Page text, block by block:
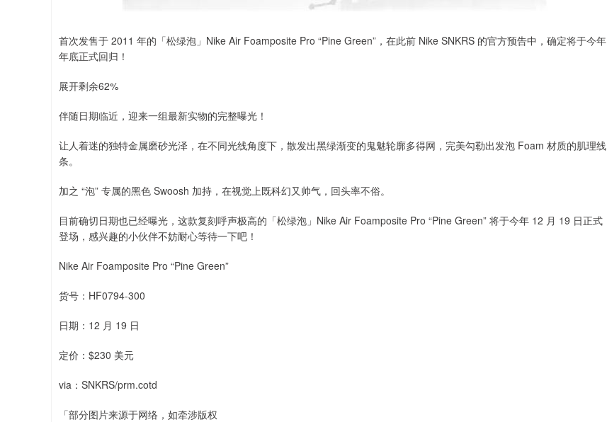
首次发售于 2011 年的「松绿泡」Nike Air Foamposite Pro “Pine Green”，在此前 Nike SNKRS 的官方预告中，确定将于今年
年底正式回归！
展开剩余62%
伴随日期临近，迎来一组最新实物的完整曝光！
让人着迷的独特金属磨砂光泽，在不同光线角度下，散发出黑绿渐变的鬼魅轮廓多得网，完美勾勒出发泡 Foam 材质的肌理线
条。
加之 “泡” 专属的黑色 Swoosh 加持，在视觉上既科幻又帅气，回头率不俗。
目前确切日期也已经曝光，这款复刻呼声极高的「松绿泡」Nike Air Foamposite Pro “Pine Green” 将于今年 12 月 19 日正式
登场，感兴趣的小伙伴不妨耐心等待一下吧！
Nike Air Foamposite Pro “Pine Green”
货号：HF0794-300
日期：12 月 19 日
定价：$230 美元
via：SNKRS/prm.cotd
「部分图片来源于网络，如牵涉版权